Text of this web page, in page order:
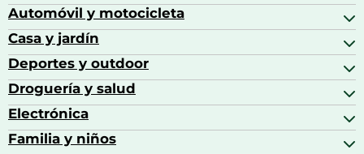
Bebidas
Bebidas espirituosas
Brandy
Café
Automóvil y motocicleta
Accesorios para coche
Aceite de motor y manutención
Aceites motor
Altavoces coche
Casa y jardín
Accesorios de hogar y cocina
Aires acondicionados
Artículos de decoración
Barbacoas
Deportes y outdoor
Balones de fútbol
Bicicletas
Bicicletas elípticas
Bolsas bicicleta
Droguería y salud
Alimentación del bebé
Alimentación y lactancia
Electrónica
Altavoces
Familia y niños